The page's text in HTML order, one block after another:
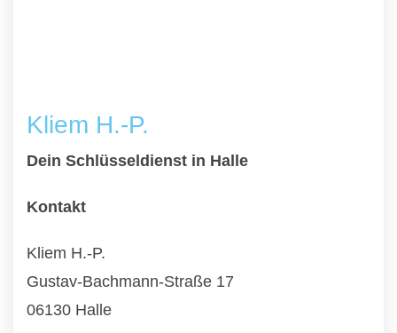
Kliem H.-P.
Dein Schlüsseldienst in Halle
Kontakt
Kliem H.-P.
Gustav-Bachmann-Straße 17
06130 Halle